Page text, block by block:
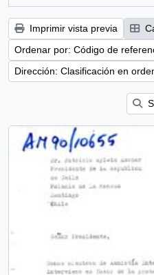
Imprimir vista previa
Ordenar por: Código de
Dirección: Clasificación en